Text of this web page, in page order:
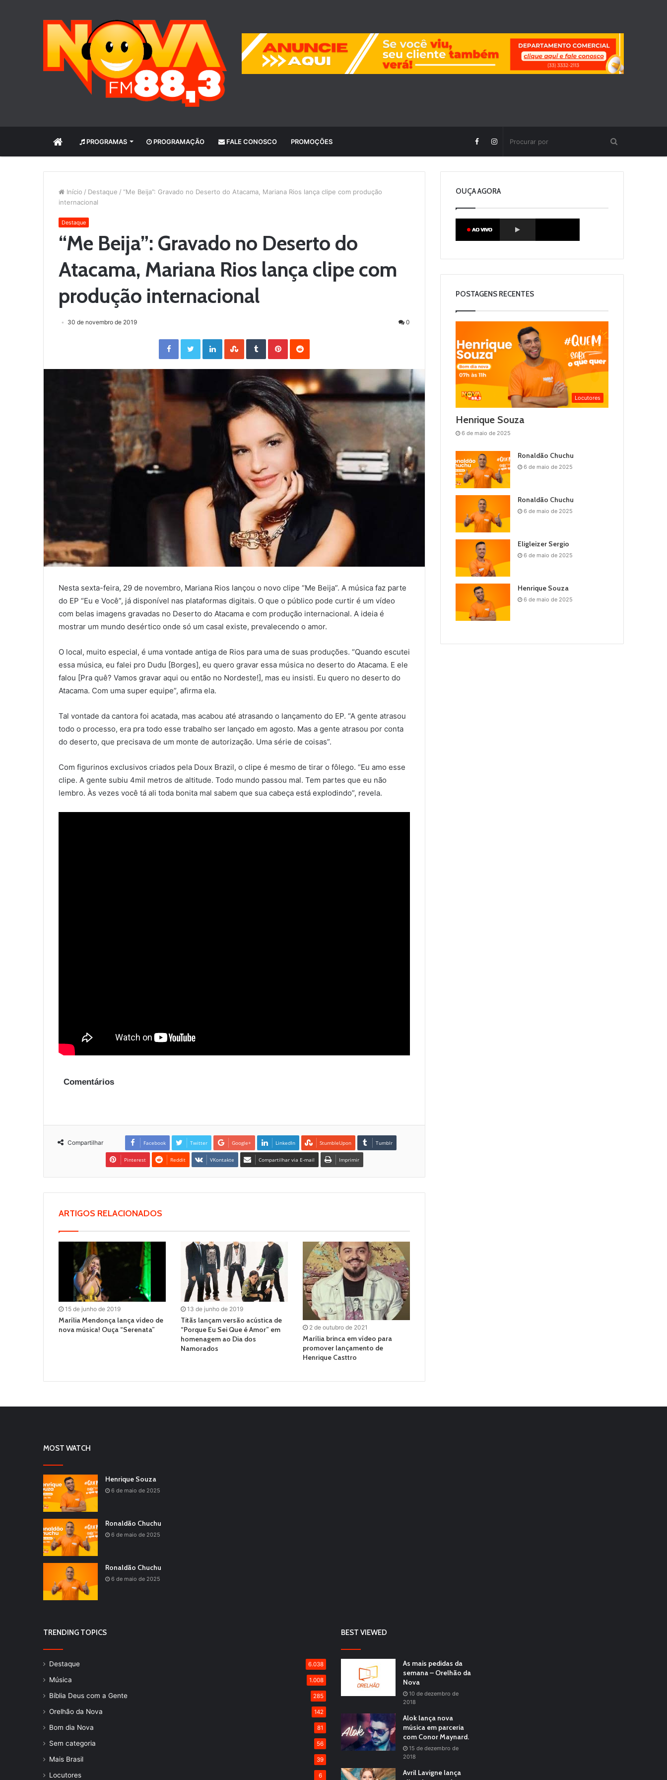
INÍCIO PROGRAMAS PROGRAMAÇÃO FALE CONOSCO PROMOÇÕES
Início / Destaque / “Me Beija”: Gravado no Deserto do Atacama, Mariana Rios lança clipe com produção
internacional
Destaque
“Me Beija”: Gravado no Deserto do
Atacama, Mariana Rios lança clipe com
produção internacional
30 de novembro de 2019 0
Facebook Twitter LinkedIn StumbleUpon Tumblr Pinterest
Nesta sexta-feira, 29 de novembro, Mariana Rios lançou o novo clipe “Me Beija”. A música faz parte
do EP “Eu e Você”, já disponível nas plataformas digitais. O que o público pode curtir é um vídeo
com belas imagens gravadas no Deserto do Atacama e com produção internacional. A ideia é
mostrar um mundo desértico onde só um casal existe, prevalecendo o amor.
O local, muito especial, é uma vontade antiga de Rios para uma de suas produções. “Quando escutei
essa música, eu falei pro Dudu [Borges], eu quero gravar essa música no deserto do Atacama. E ele
falou [Pra quê? Vamos gravar aqui ou então no Nordeste!], mas eu insisti. Eu quero no deserto do
Atacama. Com uma super equipe”, afirma ela.
Tal vontade da cantora foi acatada, mas acabou até atrasando o lançamento do EP. “A gente atrasou
todo o processo, era pra todo esse trabalho ser lançado em agosto. Mas a gente atrasou por conta
do deserto, que precisava de um monte de autorização. Uma série de coisas”.
Com figurinos exclusivos criados pela Doux Brazil, o clipe é mesmo de tirar o fôlego. “Eu amo esse
clipe. A gente subiu 4mil metros de altitude. Todo mundo passou mal. Tem partes que eu não
lembro. Às vezes você tá ali toda bonita mal sabem que sua cabeça está explodindo”, revela.
Comentários
Compartilhar Facebook Twitter Google+ LinkedIn StumbleUpon Tumblr
Pinterest Reddit VKontakte Compartilhar via E-mail Imprimir
ARTIGOS RELACIONADOS
15 de junho de 2019
Marília Mendonça lança vídeo de
nova música! Ouça “Serenata”
13 de junho de 2019
Titãs lançam versão acústica de
“Porque Eu Sei Que é Amor” em
homenagem ao Dia dos
Namorados
2 de outubro de 2021
Marília brinca em vídeo para
promover lançamento de
Henrique Casttro
OUÇA AGORA
POSTAGENS RECENTES
Locutores
Henrique Souza
6 de maio de 2025
Ronaldão Chuchu
6 de maio de 2025
Ronaldão Chuchu
6 de maio de 2025
Eligleizer Sergio
6 de maio de 2025
Henrique Souza
6 de maio de 2025
MOST WATCH
Henrique Souza
6 de maio de 2025
Ronaldão Chuchu
6 de maio de 2025
Ronaldão Chuchu
6 de maio de 2025
TRENDING TOPICS
Destaque 6.038
Música 1.008
Bíblia Deus com a Gente 285
Orelhão da Nova 142
Bom dia Nova 81
Sem categoria 56
Mais Brasil 39
Locutores 6
BEST VIEWED
As mais pedidas da
semana – Orelhão da
Nova
10 de dezembro de
2018
Alok lança nova
música em parceria
com Conor Maynard.
15 de dezembro de
2018
Avril Lavigne lança